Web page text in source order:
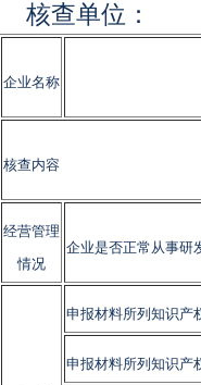
核查单
企业名称
核查内容
经营管理
情况
企业是否正常从事研
申报材料所列知识产
申报材料所列知识产